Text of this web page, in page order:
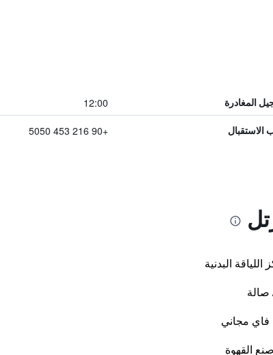
المغادرة 12:00
الاستقبال +90 216 453 5050
اللياقة البدنية
صالة
فاي مجاني
القهوة